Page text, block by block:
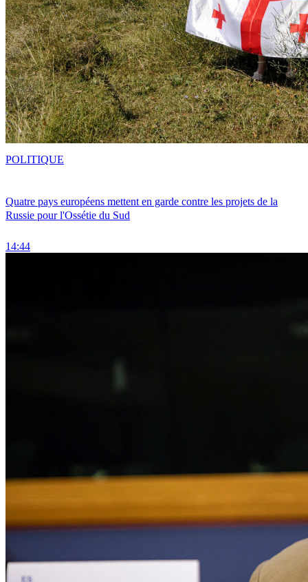
Quatre pays européens mettent en garde contre les projets de la
Russie pour l'Ossétie du Sud
14:44
POLITIQUE